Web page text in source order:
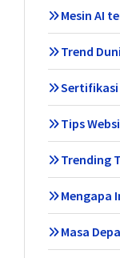
Mesin AI
Trend
Tips
Trending
Mengapa
Masa